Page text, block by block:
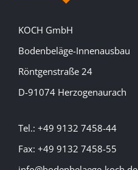
KOCH GmbH
Bodenbeläge-Innenausbau
Röntgenstraße 24
D-91074 Herzogenaurach
Tel.: +49 9132 7458-44
Fax: +49 9132 7458-55